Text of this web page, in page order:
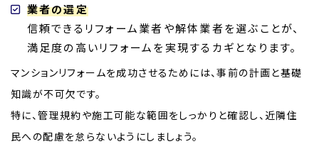
業者の選定
信頼できるリフォーム業者や解体業者を選ぶことが、
満足度の高いリフォームを実現するカギとなります。
マンションリフォームを成功させるためには、事前の計画と基礎
知識が不可欠です。
特に、管理規約や施工可能な範囲をしっかりと確認し、近隣住
民への配慮を怠らないようにしましょう。